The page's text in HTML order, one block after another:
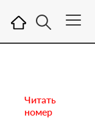
Читать
номер